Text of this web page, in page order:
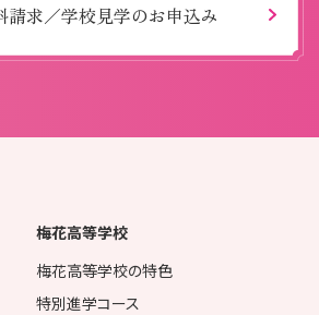
請求／学校見学のお申込み
梅花高等学校
梅花高等学校の特色
特別進学コース